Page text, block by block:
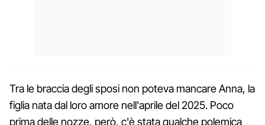
Tra le braccia degli sposi non poteva mancare Anna, la
figlia nata dal loro amore nell'aprile del 2025. Poco
prima delle nozze, però, c'è stata qualche polemica